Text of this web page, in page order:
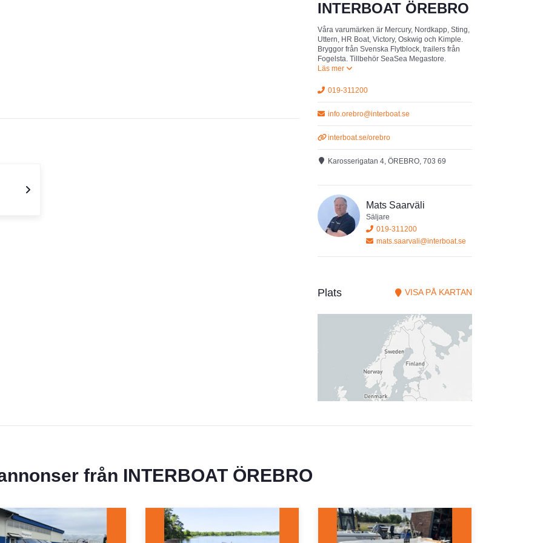
INTERBOAT ÖREBRO
Våra varumärken är Mercury, Nordkapp, Sting,
Uttern, HR Boat, Victory, Oskwig och Kimple.
Bryggor från Svenska Flytblock, trailers från
Fogelsta. Tillbehör SeaSea Megastore.
019-311200
info.orebro@interboat.se
interboat.se/orebro
Karosserigatan 4, ÖREBRO, 703 69
Mats Saarväli
Säljare
019-311200
mats.saarvali@interboat.se
Plats VISA PÅ KARTAN
från INTERBOAT ÖREBRO